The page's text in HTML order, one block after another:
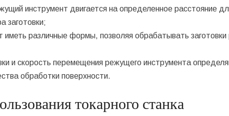
инструмент двигается на определенное расстояние
заготовки;
различные формы, позволяя обрабатывать
и скорость перемещения режущего инструмента
обработки поверхности.
токарного станка